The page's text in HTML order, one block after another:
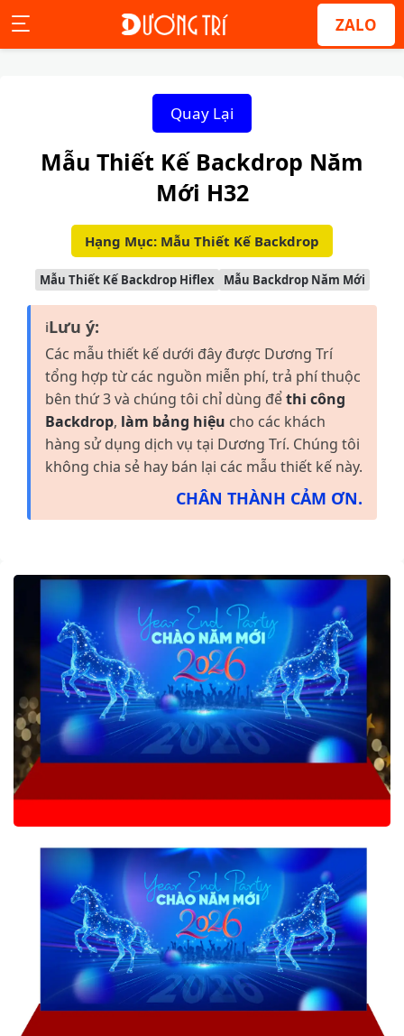
ZALO
Quay Lại
Mẫu Thiết Kế Backdrop Năm
Mới H32
Hạng Mục: Mẫu Thiết Kế Backdrop
Mẫu Thiết Kế Backdrop Hiflex Mẫu Backdrop Năm Mới
ℹLưu ý:
Các mẫu thiết kế dưới đây được Dương Trí
tổng hợp từ các nguồn miễn phí, trả phí thuộc
bên thứ 3 và chúng tôi chỉ dùng đểthi công
Backdrop, làm bảng hiệu cho các khách
hàng sử dụng dịch vụ tại Dương Trí. Chúng tôi
không chia sẻ hay bán lại các mẫu thiết kế này.
CHÂN THÀNH CẢM ƠN.